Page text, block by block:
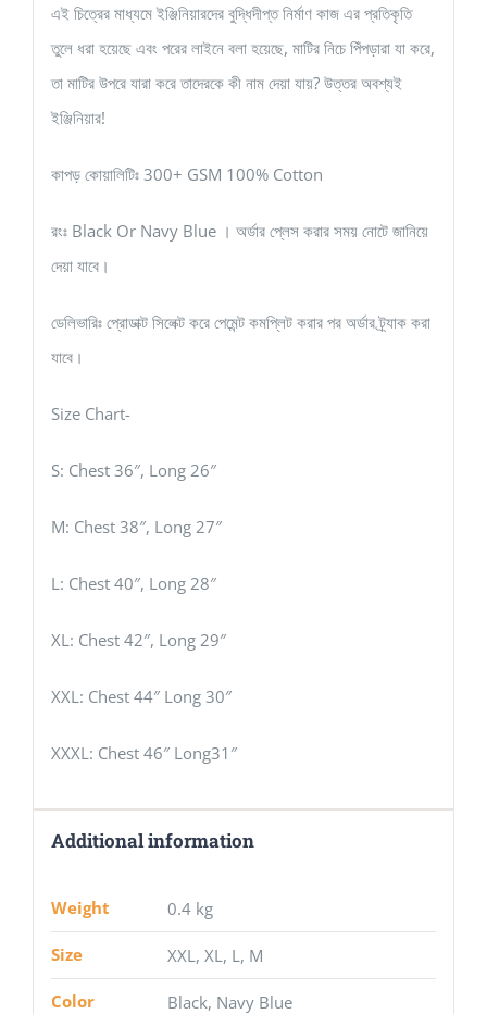
এই চিত্রের মাধ্যমে ইঞ্জিনিয়ারদের বুদ্ধিদীপ্ত নির্মাণ কাজ এর প্রতিকৃতি
তুলে ধরা হয়েছে এবং পরের লাইনে বলা হয়েছে, মাটির নিচে পিঁপড়ারা যা করে,
তা মাটির উপরে যারা করে তাদেরকে কী নাম দেয়া যায়? উত্তর অবশ্যই
ইঞ্জিনিয়ার!
কাপড় কোয়ালিটিঃ 300+ GSM 100% Cotton
রংঃ Black Or Navy Blue । অর্ডার প্লেস করার সময় নোটে জানিয়ে
দেয়া যাবে।
ডেলিভারিঃ প্রোডাক্ট সিলেক্ট করে পেমেন্ট কমপ্লিট করার পর অর্ডার ট্র্যাক করা
যাবে।
Size Chart-
S: Chest 36″, Long 26″
M: Chest 38″, Long 27″
L: Chest 40″, Long 28″
XL: Chest 42″, Long 29″
XXL: Chest 44″ Long 30″
XXXL: Chest 46″ Long31″
Additional information
Weight 0.4 kg
Size XXL, XL, L, M
Color Black, Navy Blue